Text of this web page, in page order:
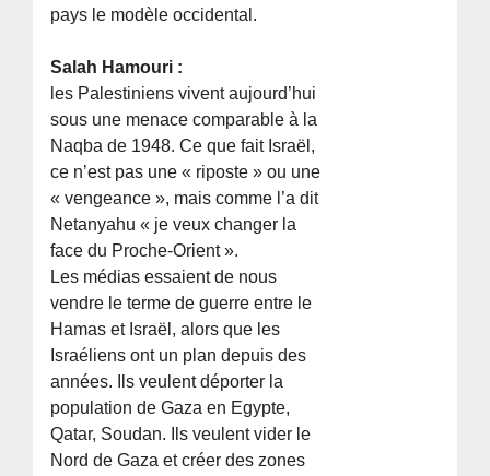
pays le modèle occidental.
Salah Hamouri :
les Palestiniens vivent aujourd’hui
sous une menace comparable à la
Naqba de 1948. Ce que fait Israël,
ce n’est pas une « riposte » ou une
« vengeance », mais comme l’a dit
Netanyahu « je veux changer la
face du Proche-Orient ».
Les médias essaient de nous
vendre le terme de guerre entre le
Hamas et Israël, alors que les
Israéliens ont un plan depuis des
années. Ils veulent déporter la
population de Gaza en Egypte,
Qatar, Soudan. Ils veulent vider le
Nord de Gaza et créer des zones